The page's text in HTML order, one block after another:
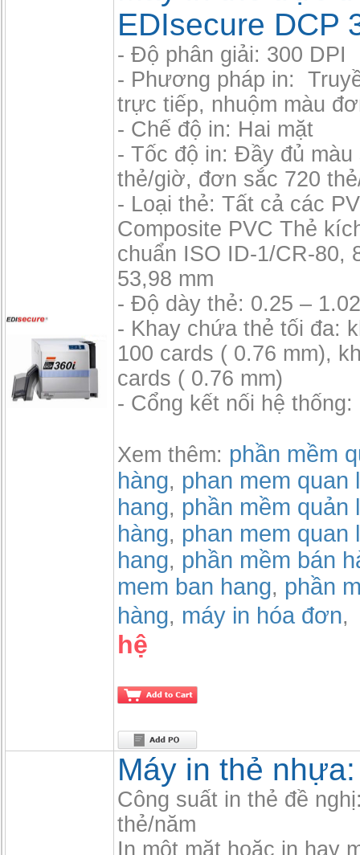
EDIsecure DCP
- Độ phân giải: 300 DPI
- Phương pháp in:
trực tiếp, nhuộm màu
- Chế độ in: Hai mặt
- Tốc độ in: Đầy đủ màu
thẻ/giờ, đơn sắc 720
- Loại thẻ: Tất cả các
Composite PVC Thẻ
chuẩn ISO ID-1/CR-80,
53,98 mm
- Độ dày thẻ: 0.25 –
- Khay chứa thẻ tối đa:
100 cards ( 0.76 mm),
cards ( 0.76 mm)
- Cổng kết nối hệ thống:
Xem thêm: phần mềm
hàng, phan mem quan
hang, phần mềm quản
hàng, phan mem quan
hang, phần mềm bán
mem ban hang, phần
hàng, máy in hóa đơn,
hệ
Máy in thẻ
Công suất in thẻ đề
thẻ/năm
In một mặt hoặc in hay